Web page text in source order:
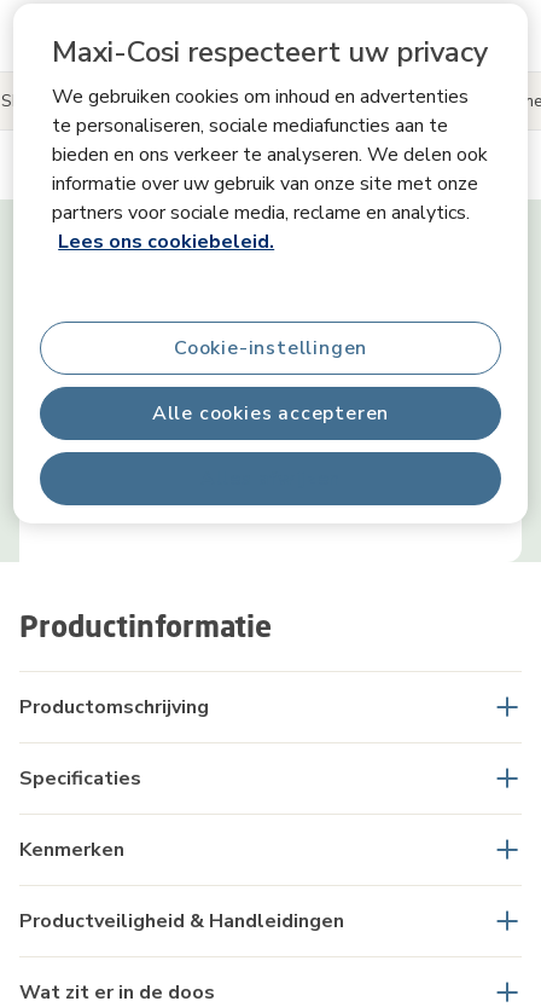
Maxi-Cosi respecteert uw privacy
We gebruiken cookies om inhoud en advertenties
te personaliseren, sociale mediafuncties aan te
bieden en ons verkeer te analyseren. We delen ook
informatie over uw gebruik van onze site met onze
partners voor sociale media, reclame en analytics.
Lees ons cookiebeleid.
Alle cookies accepteren
Cookie-instellingen
Productinformatie
Productomschrijving
Specificaties
Kenmerken
Productveiligheid & Handleidingen
Wat zit er in de doos
Zie meer productinformatie
Productinformatie Reviews Deel je Maxi-Cosi-
Tiny Skills
Cognitie
Emoties